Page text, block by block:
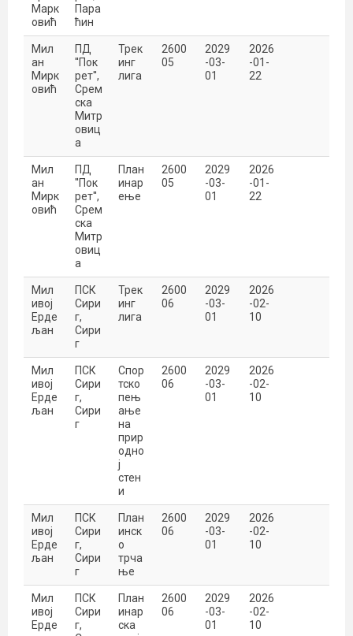
Марк
овић
Пара
ћин
Мил
ан
Мирк
овић
ПД
''Пок
рет'',
Срем
ска
Митр
овиц
а
Трек
инг
лига
2600
05
2029
-03-
01
2026
-01-
22
Мил
ан
Мирк
овић
ПД
''Пок
рет'',
Срем
ска
Митр
овиц
а
План
инар
ење
2600
05
2029
-03-
01
2026
-01-
22
Мил
ивој
Ерде
љан
ПСК
Сири
г,
Сири
г
Трек
инг
лига
2600
06
2029
-03-
01
2026
-02-
10
Мил
ивој
Ерде
љан
ПСК
Сири
г,
Сири
г
Спор
тско
пењ
ање
на
прир
одно
ј
стен
и
2600
06
2029
-03-
01
2026
-02-
10
Мил
ивој
Ерде
љан
ПСК
Сири
г,
Сири
г
План
инск
о
трча
ње
2600
06
2029
-03-
01
2026
-02-
10
Мил
ивој
Ерде
ПСК
Сири
г,
План
инар
ска
2600
06
2029
-03-
01
2026
-02-
10